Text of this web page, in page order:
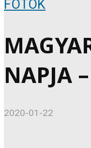
FOTÓK
NAPJA
2020-01-22